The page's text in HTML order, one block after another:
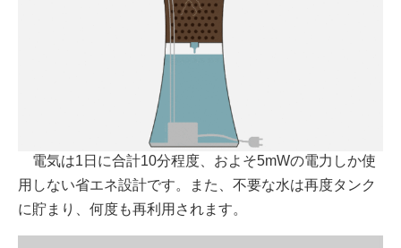
電気は1日に合計10分程度、およそ5mWの電力しか使
用しない省エネ設計です。また、不要な水は再度タンク
に貯まり、何度も再利用されます。